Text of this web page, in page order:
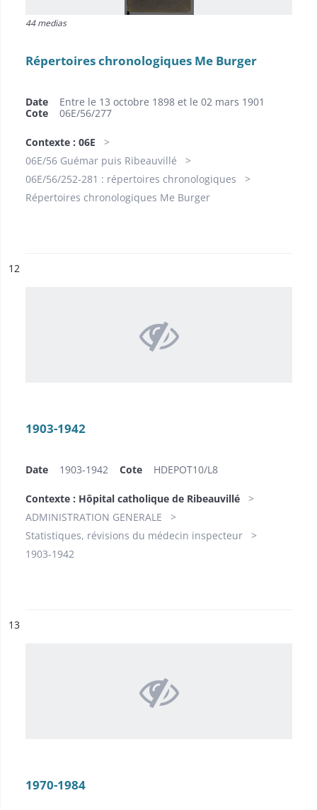
44 medias
Répertoires chronologiques Me Burger
Date
Entre le 13 octobre 1898 et le 02 mars 1901
Cote
06E/56/277
Contexte : 06E
06E/56 Guémar puis Ribeauvillé
06E/56/252-281 : répertoires chronologiques
Répertoires chronologiques Me Burger
n°
12
1903-1942
Date 1903-1942 Cote HDEPOT10/​L8
Contexte : Hôpital catholique de Ribeauvillé
ADMINISTRATION GENERALE
Statistiques, révisions du médecin inspecteur
1903-1942
n°
13
1970-1984